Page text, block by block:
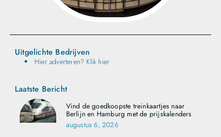
Uitgelichte Bedrijven
Hier adverteren? Klik hier
Laatste Bericht
Vind de goedkoopste treinkaartjes naar
Berlijn en Hamburg met de prijskalenders
augustus 6, 2026